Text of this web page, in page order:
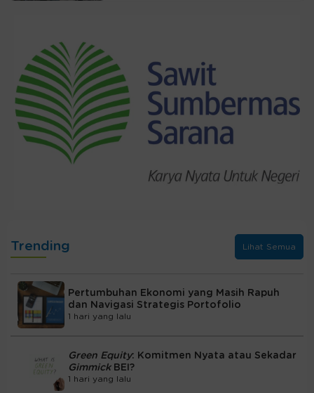
Trending Lihat Semua
Pertumbuhan Ekonomi yang Masih Rapuh
dan Navigasi Strategis Portofolio
1 hari yang lalu
Green Equity: Komitmen Nyata atau Sekadar
Gimmick BEI?
1 hari yang lalu